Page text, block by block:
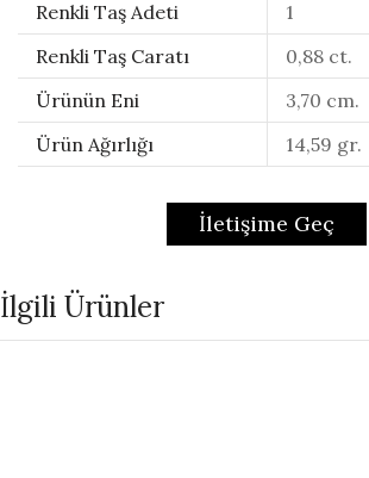
Renkli Taş Adeti
1
Renkli Taş Caratı
0,88 ct.
Ürünün Eni
3,70 cm.
Ürün Ağırlığı
14,59 gr.
İletişime Geç
İlgili Ürünler